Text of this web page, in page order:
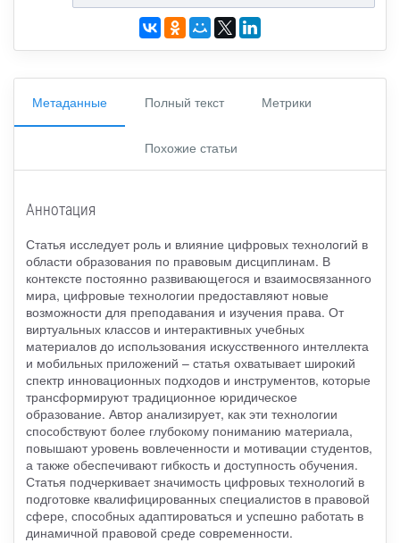
Метаданные Полный текст Метрики
Похожие статьи
Аннотация
Статья исследует роль и влияние цифровых технологий в
области образования по правовым дисциплинам. В
контексте постоянно развивающегося и взаимосвязанного
мира, цифровые технологии предоставляют новые
возможности для преподавания и изучения права. От
виртуальных классов и интерактивных учебных
материалов до использования искусственного интеллекта
и мобильных приложений – статья охватывает широкий
спектр инновационных подходов и инструментов, которые
трансформируют традиционное юридическое
образование. Автор анализирует, как эти технологии
способствуют более глубокому пониманию материала,
повышают уровень вовлеченности и мотивации студентов,
а также обеспечивают гибкость и доступность обучения.
Статья подчеркивает значимость цифровых технологий в
подготовке квалифицированных специалистов в правовой
сфере, способных адаптироваться и успешно работать в
динамичной правовой среде современности.